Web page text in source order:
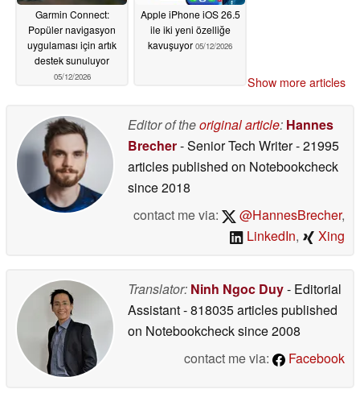
Garmin Connect:
Popüler navigasyon
uygulaması için artık
destek sunuluyor
05/12/2026
Apple iPhone iOS 26.5
ile iki yeni özelliğe
kavuşuyor 05/12/2026
Show more articles
Editor of theoriginal article: Hannes
Brecher- Senior Tech Writer- 21995
articles published on Notebookcheck
since 2018
contact me via:
@HannesBrecher,
LinkedIn, Xing
Translator: Ninh Ngoc Duy- Editorial
Assistant- 818035 articles published
on Notebookchecksince 2008
contact me via:
Facebook